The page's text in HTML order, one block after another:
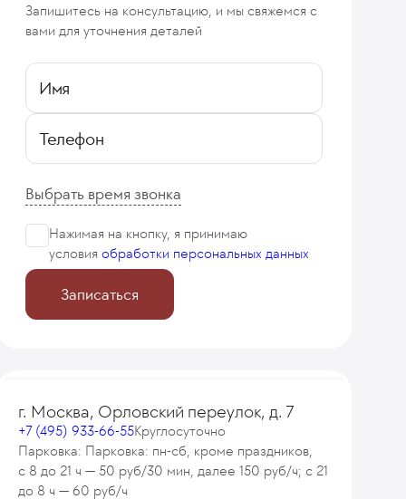
Симптомы ахиллобурсита
Запишитесь на консультацию, и мы свяжемся с
вами для уточнения деталей
Имя
Телефон
Выбрать время звонка
Нажимая на кнопку, я принимаю
условия обработки персональных данных
Записаться
г. Москва, Орловский переулок, д. 7
+7 (495) 933-66-55Круглосуточно
Парковка: Парковка: пн-сб, кроме праздников,
с 8 до 21 ч — 50 руб/30 мин, далее 150 руб/ч; с 21
до 8 ч — 60 руб/ч